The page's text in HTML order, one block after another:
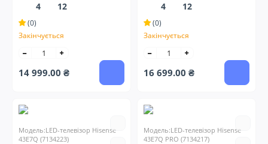
4 12
(0)
Закінчується
14 999.00 ₴
4 12
(0)
Закінчується
16 699.00 ₴
Модель:LED-телевізор Hisense
43E7Q (7134223)
Модель:LED-телевізор Hisense
43E7Q PRO (7134217)